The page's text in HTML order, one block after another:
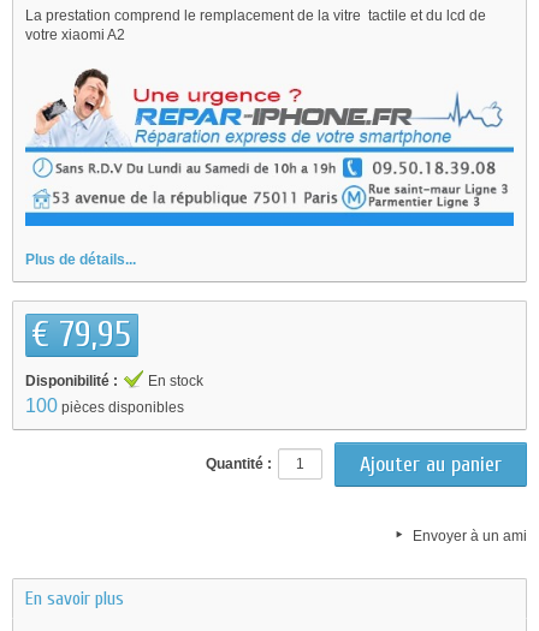
La prestation comprend le remplacement de la vitre tactile et du lcd de
votre xiaomi A2
Plus de détails...
€ 79,95
Disponibilité : En stock
100 pièces disponibles
Quantité :
Envoyer à un ami
En savoir plus